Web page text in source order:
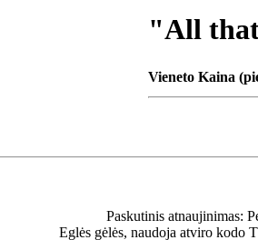
"All
Vieneto Kaina
Paskutinis atnaujinimas:
Eglės gėlės, naudoja atviro kodo